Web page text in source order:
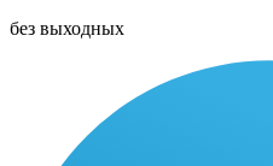
без выходных